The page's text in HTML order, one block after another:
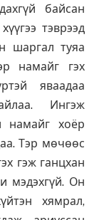
байсан
тэврээд
шаргал туяа
намайг гэх
яваадаа
Ингэж
намайг хоёр
Тэр мөчөөс
гэж ганцхан
мэдэхгүй. Он
хямрал,